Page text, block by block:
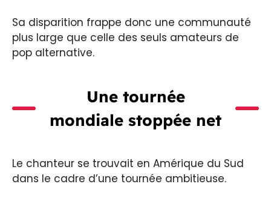
Sa disparition frappe donc une communauté
plus large que celle des seuls amateurs de
pop alternative.
Une tournée
mondiale stoppée net
Le chanteur se trouvait en Amérique du Sud
dans le cadre d’une tournée ambitieuse.